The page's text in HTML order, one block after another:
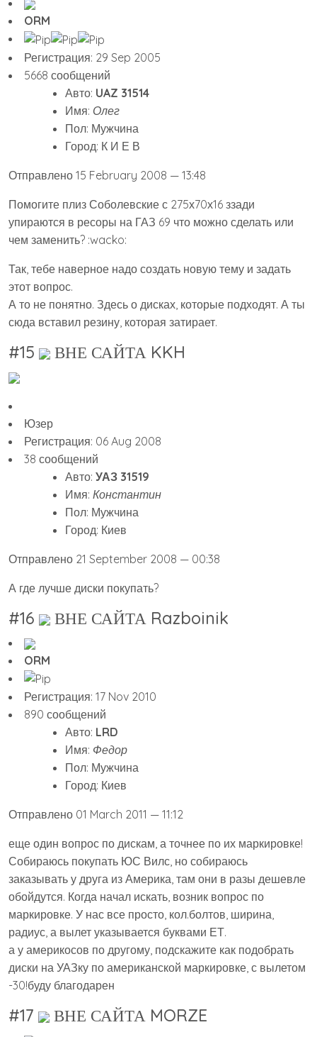
ORM
Регистрация: 29 Sep 2005
5668 сообщений
Авто: UAZ 31514
Имя: Олег
Пол: Мужчина
Город: К И Е В
Отправлено 15 February 2008 — 13:48
Помогите плиз Соболевские с 275х70х16 ззади
упираются в ресоры на ГАЗ 69 что можно сделать или
чем заменить? :wacko:
Так, тебе наверное надо создать новую тему и задать
этот вопрос.
А то не понятно. Здесь о дисках, которые подходят. А ты
сюда вставил резину, которая затирает.
#15 ВНЕ САЙТА KKH
Юзер
Регистрация: 06 Aug 2008
38 сообщений
Авто: УАЗ 31519
Имя: Константин
Пол: Мужчина
Город: Киев
Отправлено 21 September 2008 — 00:38
А где лучше диски покупать?
#16 ВНЕ САЙТА Razboinik
ORM
Регистрация: 17 Nov 2010
890 сообщений
Авто: LRD
Имя: Федор
Пол: Мужчина
Город: Киев
Отправлено 01 March 2011 — 11:12
еще один вопрос по дискам, а точнее по их маркировке!
Собираюсь покупать ЮС Вилс, но собираюсь
заказывать у друга из Америка, там они в разы дешевле
обойдутся. Когда начал искать, возник вопрос по
маркировке. У нас все просто, кол.болтов, ширина,
радиус, а вылет указывается буквами ЕТ.
а у америкосов по другому, подскажите как подобрать
диски на УАЗку по американской маркировке, с вылетом
-30!буду благодарен
#17 ВНЕ САЙТА MORZE